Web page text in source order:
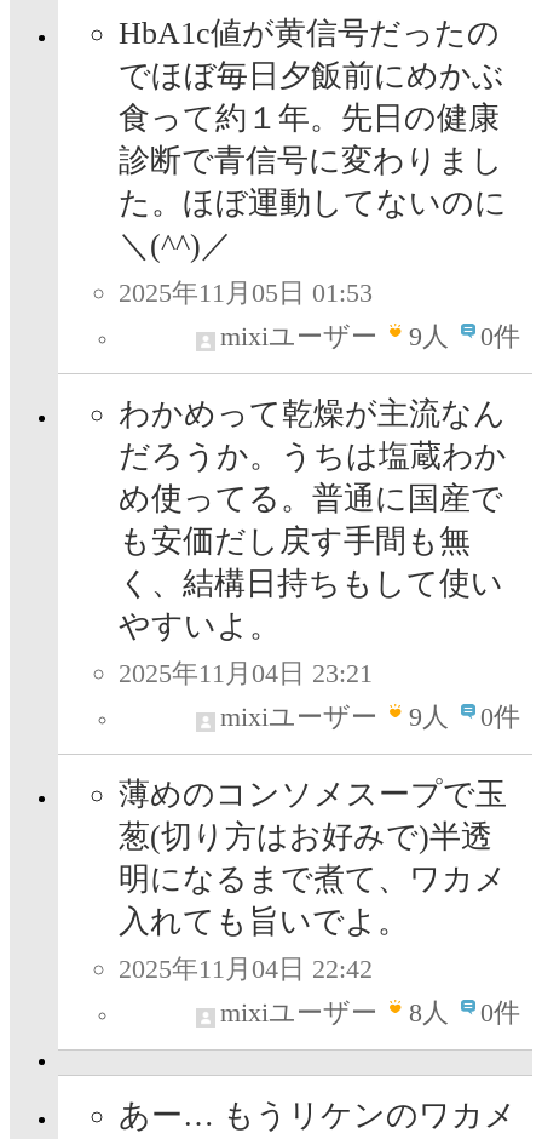
HbA1c値が黄信号だったの
でほぼ毎日夕飯前にめかぶ
食って約１年。先日の健康
診断で青信号に変わりまし
た。ほぼ運動してないのに
＼(^^)／
2025年11月05日 01:53
mixiユーザー
9人 0件
わかめって乾燥が主流なん
だろうか。うちは塩蔵わか
め使ってる。普通に国産で
も安価だし戻す手間も無
く、結構日持ちもして使い
やすいよ。
2025年11月04日 23:21
mixiユーザー
9人 0件
薄めのコンソメスープで玉
葱(切り方はお好みで)半透
明になるまで煮て、ワカメ
入れても旨いでよ。
2025年11月04日 22:42
mixiユーザー
8人 0件
あー… もうリケンのワカメ